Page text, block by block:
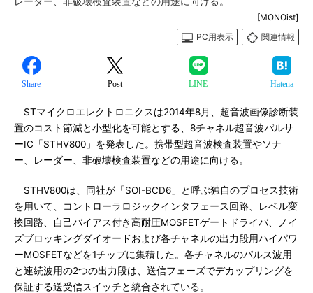
[MONOist]
PC用表示
関連情報
Share Post LINE Hatena
STマイクロエレクトロニクスは2014年8月、超音波画像診断装
置のコスト節減と小型化を可能とする、8チャネル超音波パルサ
ーIC「STHV800」を発表した。携帯型超音波検査装置やソナ
ー、レーダー、非破壊検査装置などの用途に向ける。
STHV800は、同社が「SOI-BCD6」と呼ぶ独自のプロセス技術
を用いて、コントローラロジックインタフェース回路、レベル変
換回路、自己バイアス付き高耐圧MOSFETゲートドライバ、ノイ
ズブロッキングダイオードおよび各チャネルの出力段用ハイパワ
ーMOSFETなどを1チップに集積した。各チャネルのパルス波用
と連続波用の2つの出力段は、送信フェーズでデカップリングを
保証する送受信スイッチと統合されている。